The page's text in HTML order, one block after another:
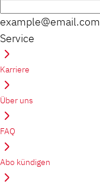
example@email.com
Service
Karriere
Über uns
FAQ
Abo kündigen